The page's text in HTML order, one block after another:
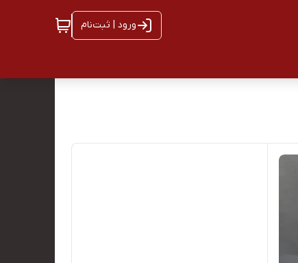
ورود | ثبت‌نام